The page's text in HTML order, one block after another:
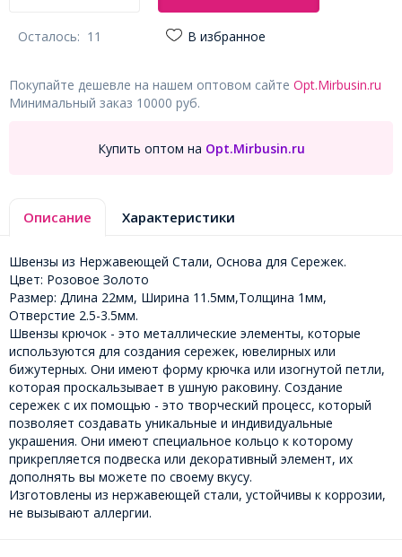
Осталось: 11 В избранное
Покупайте дешевле на нашем оптовом сайте Opt.Mirbusin.ru
Минимальный заказ 10000 руб.
Купить оптом на Opt.Mirbusin.ru
Описание Характеристики
Швензы из Нержавеющей Стали, Основа для Сережек.
Цвет: Розовое Золото
Размер: Длина 22мм, Ширина 11.5мм,Толщина 1мм,
Отверстие 2.5-3.5мм.
Швензы крючок - это металлические элементы, которые
используются для создания сережек, ювелирных или
бижутерных. Они имеют форму крючка или изогнутой петли,
которая проскальзывает в ушную раковину. Создание
сережек с их помощью - это творческий процесс, который
позволяет создавать уникальные и индивидуальные
украшения. Они имеют специальное кольцо к которому
прикрепляется подвеска или декоративный элемент, их
дополнять вы можете по своему вкусу.
Изготовлены из нержавеющей стали, устойчивы к коррозии,
не вызывают аллергии.